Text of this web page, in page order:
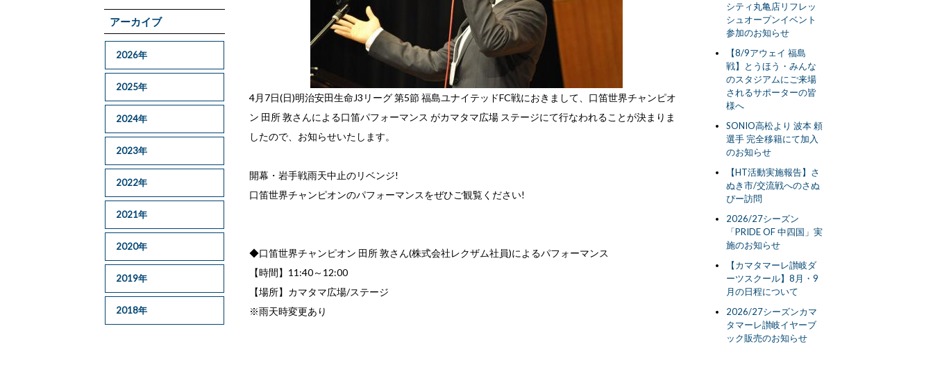
アーカイブ
2026年
2025年
2024年
2023年
2022年
2021年
2020年
2019年
2018年
4月7日(日)明治安田生命J3リーグ 第5節 福島ユナイテッドFC戦におきまして、口笛世界チャンピオ
ン 田所 敦さんによる口笛パフォーマンス がカマタマ広場 ステージにて行なわれることが決まりま
したので、お知らせいたします。
開幕・岩手戦雨天中止のリベンジ!
口笛世界チャンピオンのパフォーマンスをぜひご観覧ください!
◆口笛世界チャンピオン 田所 敦さん(株式会社レクザム社員)によるパフォーマンス
【時間】11:40～12:00
【場所】カマタマ広場/ステージ
※雨天時変更あり
シティ丸亀店リフレッ
シュオープンイベント
参加のお知らせ
【8/9アウェイ 福島
戦】とうほう・みんな
のスタジアムにご来場
されるサポーターの皆
様へ
SONIO高松より 波本 頼
選手 完全移籍にて加入
のお知らせ
【HT活動実施報告】さ
ぬき市/交流戦へのさぬ
ぴー訪問
2026/27シーズン
「PRIDE OF 中四国」実
施のお知らせ
【カマタマーレ讃岐ダ
ーツスクール】8月・9
月の日程について
2026/27シーズンカマ
タマーレ讃岐イヤーブ
ック販売のお知らせ